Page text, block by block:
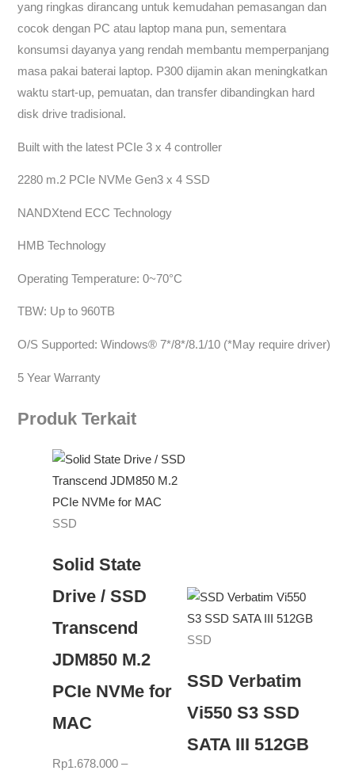
yang ringkas dirancang untuk kemudahan pemasangan dan
cocok dengan PC atau laptop mana pun, sementara
konsumsi dayanya yang rendah membantu memperpanjang
masa pakai baterai laptop. P300 dijamin akan meningkatkan
waktu start-up, pemuatan, dan transfer dibandingkan hard
disk drive tradisional.
Built with the latest PCIe 3 x 4 controller
2280 m.2 PCIe NVMe Gen3 x 4 SSD
NANDXtend ECC Technology
HMB Technology
Operating Temperature: 0~70°C
TBW: Up to 960TB
O/S Supported: Windows® 7*/8*/8.1/10 (*May require driver)
5 Year Warranty
Produk Terkait
SSD
Solid State
Drive / SSD
Transcend
JDM850 M.2
PCIe NVMe for
MAC
Rp1.678.000 –
SSD
SSD Verbatim
Vi550 S3 SSD
SATA III 512GB